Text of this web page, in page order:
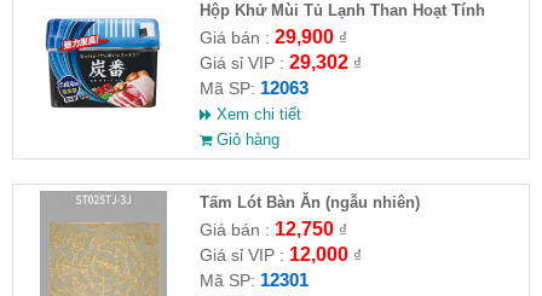
Hộp Khử Mùi Tủ Lạnh Than Hoạt Tính
Nhật Bản 150
Giá bán : 29,900₫
Giá sỉ VIP : 29,302₫
Mã SP: 12063
Xem chi tiết
Giỏ hàng
Tấm Lót Bàn Ăn (ngẫu nhiên)
Giá bán : 12,750₫
Giá sỉ VIP : 12,000₫
Mã SP: 12301